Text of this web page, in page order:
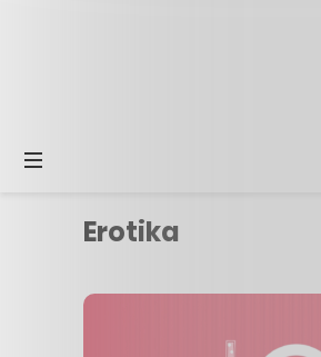
Erotika